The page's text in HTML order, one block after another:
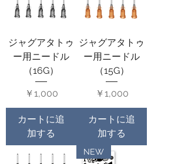
ジャグアタトゥ
ー用ニードル
（16G）
価格
￥1,000
カートに追
加する
ジャグアタトゥ
ー用ニードル
（15G）
価格
￥1,000
カートに追
加する
NEW